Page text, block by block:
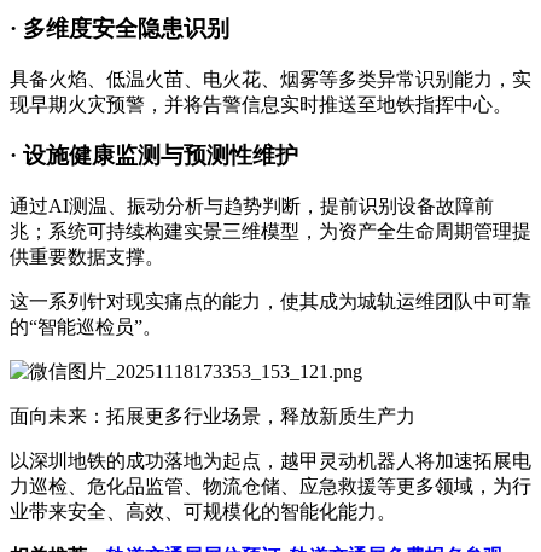
· 多维度安全隐患识别
具备火焰、低温火苗、电火花、烟雾等多类异常识别能力，实
现早期火灾预警，并将告警信息实时推送至地铁指挥中心。
· 设施健康监测与预测性维护
通过AI测温、振动分析与趋势判断，提前识别设备故障前
兆；系统可持续构建实景三维模型，为资产全生命周期管理提
供重要数据支撑。
这一系列针对现实痛点的能力，使其成为城轨运维团队中可靠
的“智能巡检员”。
面向未来：拓展更多行业场景，释放新质生产力
以深圳地铁的成功落地为起点，越甲灵动机器人将加速拓展电
力巡检、危化品监管、物流仓储、应急救援等更多领域，为行
业带来安全、高效、可规模化的智能化能力。